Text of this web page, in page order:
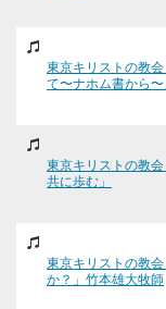
東京キリストの教
て〜ナホム書から〜
東京キリストの教
共に歩む」
東京キリストの教
か？」竹本雄大牧師